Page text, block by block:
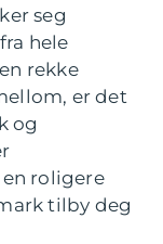
seg
hele
rekke
er det
og
roligere
tilby deg